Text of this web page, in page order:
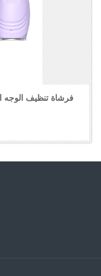
فرشاة تنظيف الوجه